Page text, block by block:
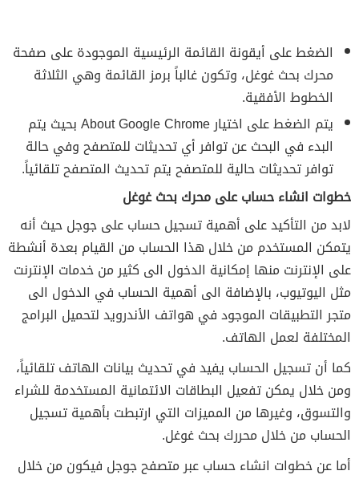
الضغط على أيقونة القائمة الرئيسية الموجودة على صفحة
محرك بحث غوغل، وتكون غالباً برمز القائمة وهي الثلاثة
الخطوط الأفقية.
يتم الضغط على اختيار About Google Chrome بحيث يتم
البدء في البحث عن توافر أي تحديثات للمتصفح وفي حالة
توافر تحديثات حالية للمتصفح يتم تحديث المتصفح تلقائياً.
خطوات انشاء حساب على محرك بحث غوغل
لابد من التأكيد على أهمية تسجيل حساب على جوجل حيث أنه
يتمكن المستخدم من خلال هذا الحساب من القيام بعدة أنشطة
على الإنترنت منها إمكانية الدخول الى كثير من خدمات الإنترنت
مثل اليوتيوب، بالإضافة الى أهمية الحساب في الدخول الى
متجر التطبيقات الموجود في هواتف الأندرويد لتحميل البرامج
المختلفة لعمل الهاتف.
كما أن تسجيل الحساب يفيد في تحديث بيانات الهاتف تلقائياً،
ومن خلال يمكن تفعيل البطاقات الائتمانية المستخدمة للشراء
والتسوق، وغيرها من المميزات التي ارتبطت بأهمية تسجيل
الحساب من خلال محررك بحث غوغل.
أما عن خطوات انشاء حساب عبر متصفح جوجل فيكون من خلال